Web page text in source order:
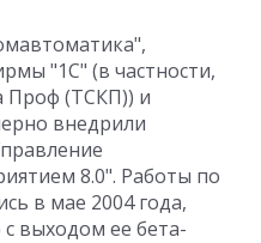
"1С" (в частности,
Проф (ТСКП)) и
внедрили
8.0". Работы по
в мае 2004 года,
выходом ее бета-